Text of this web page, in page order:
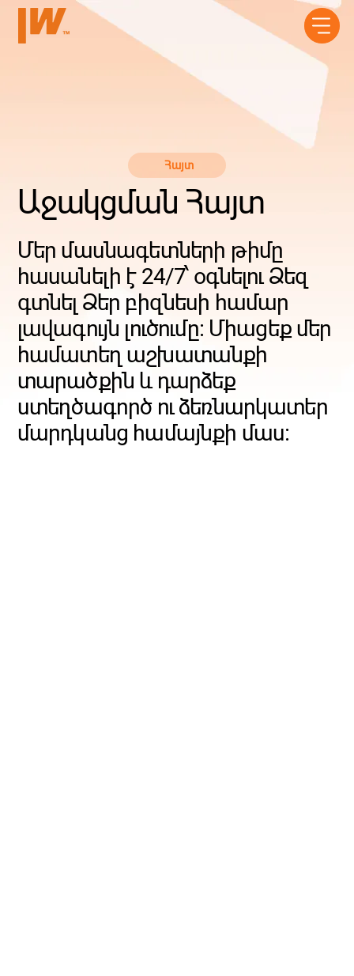
Հայտ
Աջակցման Հայտ
Մեր մասնագետների թիմը
հասանելի է 24/7՝ օգնելու Ձեզ
գտնել Ձեր բիզնեսի համար
լավագույն լուծումը։ Միացեք մեր
համատեղ աշխատանքի
տարածքին և դարձեք
ստեղծագործ ու ձեռնարկատեր
մարդկանց համայնքի մաս։